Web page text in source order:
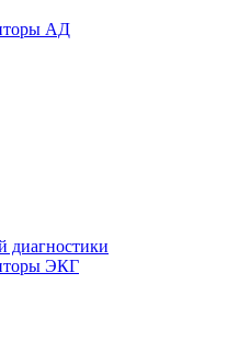
АД
диагностики
ЭКГ